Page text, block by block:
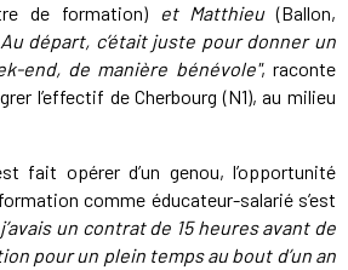
de formation)et Matthieu(Ballon,
départ, c’était juste pour donner un
end, de manière bénévole", raconte
l’effectif de Cherbourg (N1), au milieu
fait opérer d’un genou, l’opportunité
comme éducateur-salarié s’est
un contrat de 15 heures avant de
pour un plein temps au bout d’un an